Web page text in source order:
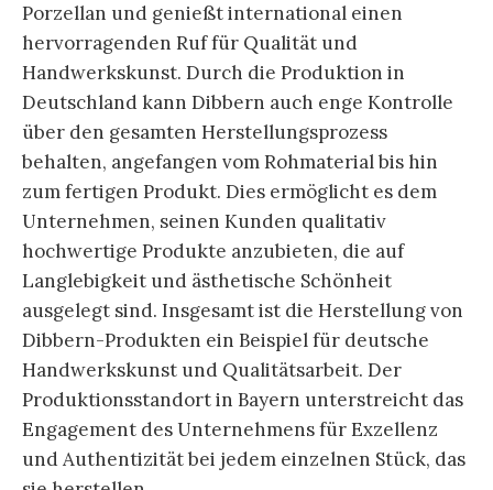
Porzellan und genießt international einen
hervorragenden Ruf für Qualität und
Handwerkskunst. Durch die Produktion in
Deutschland kann Dibbern auch enge Kontrolle
über den gesamten Herstellungsprozess
behalten, angefangen vom Rohmaterial bis hin
zum fertigen Produkt. Dies ermöglicht es dem
Unternehmen, seinen Kunden qualitativ
hochwertige Produkte anzubieten, die auf
Langlebigkeit und ästhetische Schönheit
ausgelegt sind. Insgesamt ist die Herstellung von
Dibbern-Produkten ein Beispiel für deutsche
Handwerkskunst und Qualitätsarbeit. Der
Produktionsstandort in Bayern unterstreicht das
Engagement des Unternehmens für Exzellenz
und Authentizität bei jedem einzelnen Stück, das